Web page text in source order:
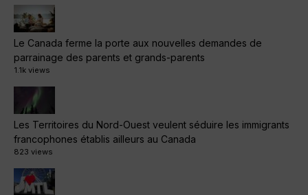
Le Canada ferme la porte aux nouvelles demandes de
parrainage des parents et grands-parents
1.1k views
Les Territoires du Nord-Ouest veulent séduire les immigrants
francophones établis ailleurs au Canada
823 views